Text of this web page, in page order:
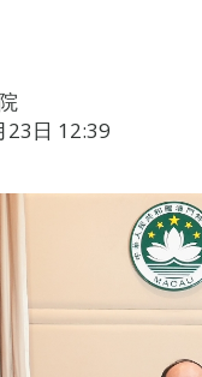
23日 12:39